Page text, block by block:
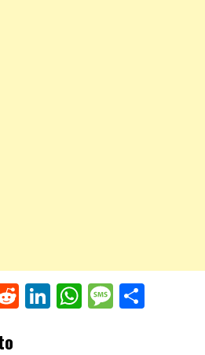
RedditLinkedIn
WhatsApp